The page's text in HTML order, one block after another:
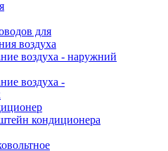
для
воздуха
воздуха - наружний
воздуха -
кондиционера